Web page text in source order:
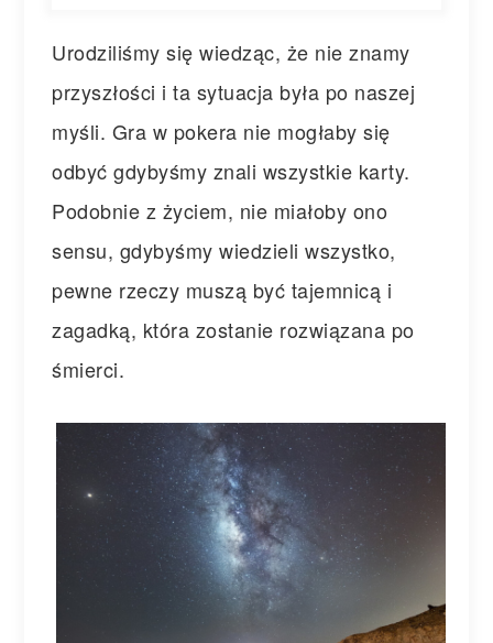
Urodziliśmy się wiedząc, że nie znamy
przyszłości i ta sytuacja była po naszej
myśli. Gra w pokera nie mogłaby się
odbyć gdybyśmy znali wszystkie karty.
Podobnie z życiem, nie miałoby ono
sensu, gdybyśmy wiedzieli wszystko,
pewne rzeczy muszą być tajemnicą i
zagadką, która zostanie rozwiązana po
śmierci.